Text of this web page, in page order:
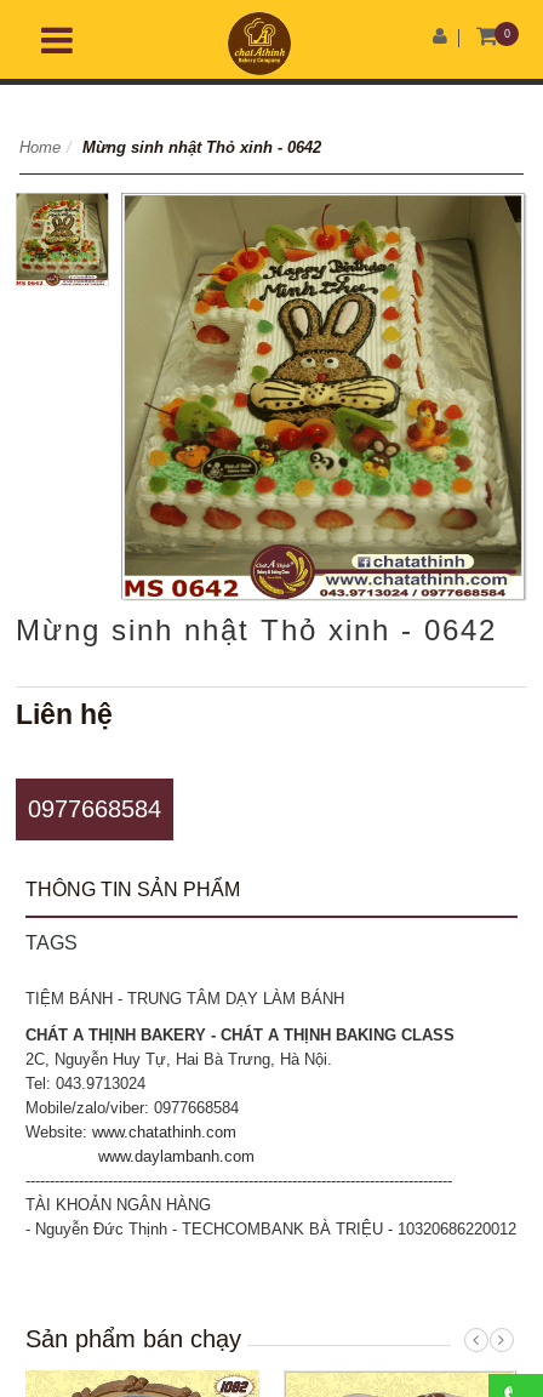
0
Home / Mừng sinh nhật Thỏ xinh - 0642
Mừng sinh nhật Thỏ xinh - 0642
Liên hệ
0977668584
THÔNG TIN SẢN PHẨM
TAGS
TIỆM BÁNH - TRUNG TÂM DẠY LÀM BÁNH
CHÁT A THỊNH BAKERY - CHÁT A THỊNH BAKING CLASS
2C, Nguyễn Huy Tự, Hai Bà Trưng, Hà Nội.
Tel: 043.9713024
Mobile/zalo/viber: 0977668584
Website:www.chatathinh.com
www.daylambanh.com
----------------------------------------------------------------------------------------
TÀI KHOẢN NGÂN HÀNG
- Nguyễn Đức Thịnh - TECHCOMBANK BÀ TRIỆU - 10320686220012
Sản phẩm bán chạy